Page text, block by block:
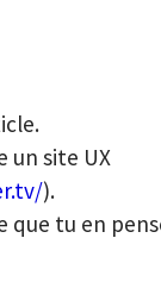
un site UX
).
que tu en